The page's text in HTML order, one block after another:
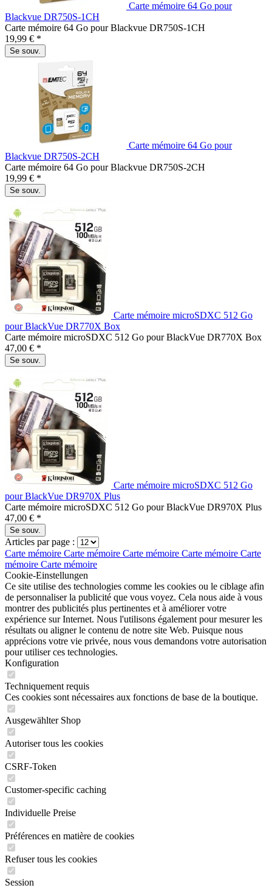
Carte mémoire 64 Go pour
Blackvue DR750S-1CH
Carte mémoire 64 Go pour Blackvue DR750S-1CH
19,99 € *
Se souv.
Carte mémoire 64 Go pour
Blackvue DR750S-2CH
Carte mémoire 64 Go pour Blackvue DR750S-2CH
19,99 € *
Se souv.
Carte mémoire microSDXC 512 Go
pour BlackVue DR770X Box
Carte mémoire microSDXC 512 Go pour BlackVue DR770X Box
47,00 € *
Se souv.
Carte mémoire microSDXC 512 Go
pour BlackVue DR970X Plus
Carte mémoire microSDXC 512 Go pour BlackVue DR970X Plus
47,00 € *
Se souv.
Articles par page :
Carte mémoire Carte mémoire Carte mémoire Carte mémoire Carte
mémoire Carte mémoire
Cookie-Einstellungen
Ce site utilise des technologies comme les cookies ou le ciblage afin
de personnaliser la publicité que vous voyez. Cela nous aide à vous
montrer des publicités plus pertinentes et à améliorer votre
expérience sur Internet. Nous l'utilisons également pour mesurer les
résultats ou aligner le contenu de notre site Web. Puisque nous
apprécions votre vie privée, nous vous demandons votre autorisation
pour utiliser ces technologies.
Konfiguration
Techniquement requis
Ces cookies sont nécessaires aux fonctions de base de la boutique.
Ausgewählter Shop
Autoriser tous les cookies
CSRF-Token
Customer-specific caching
Individuelle Preise
Préférences en matière de cookies
Refuser tous les cookies
Session